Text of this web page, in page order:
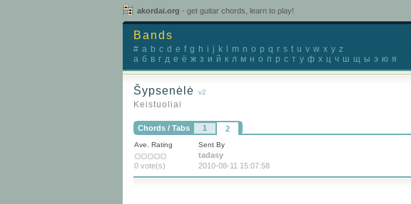
akordai.org - get guitar chords, learn to play!
Bands
# a b c d e f g h i j k m n o p q r s t u v w x y z
а б в г д е ё ж з и й к л м н о п р с т у ф х ц ч ш щ ы э ю я
Šypsenėlė v2
Keistuoliai
Chords / Tabs 1 2
Ave. Rating
0 vote(s)
Sent By
tadasy
2010-08-11 15:07:58